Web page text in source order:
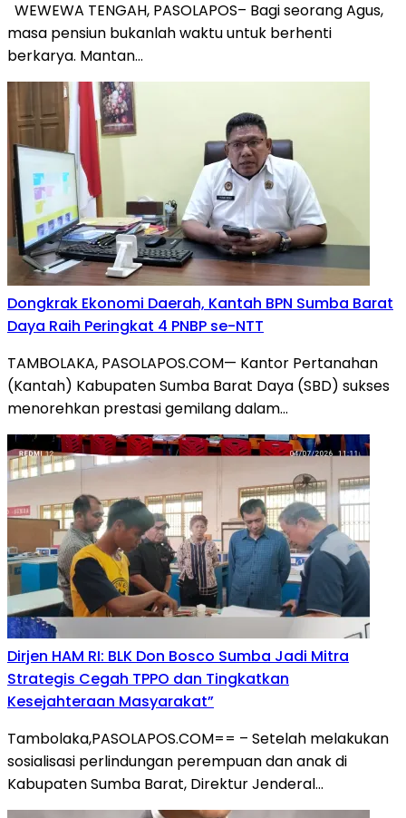
WEWEWA TENGAH, PASOLAPOS– Bagi seorang Agus,
masa pensiun bukanlah waktu untuk berhenti
berkarya. Mantan…
Dongkrak Ekonomi Daerah, Kantah BPN Sumba Barat
Daya Raih Peringkat 4 PNBP se-NTT
TAMBOLAKA, PASOLAPOS.COM— Kantor Pertanahan
(Kantah) Kabupaten Sumba Barat Daya (SBD) sukses
menorehkan prestasi gemilang dalam…
Dirjen HAM RI: BLK Don Bosco Sumba Jadi Mitra
Strategis Cegah TPPO dan Tingkatkan
Kesejahteraan Masyarakat”
Tambolaka,PASOLAPOS.COM== – Setelah melakukan
sosialisasi perlindungan perempuan dan anak di
Kabupaten Sumba Barat, Direktur Jenderal…